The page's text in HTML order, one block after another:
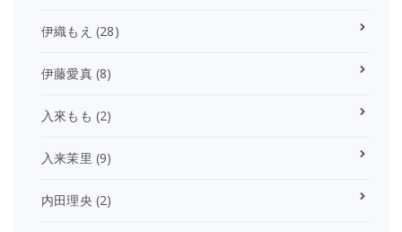
伊織もえ (28)
伊藤愛真(8)
入來もも (2)
入来茉里 (9)
内田理央 (2)